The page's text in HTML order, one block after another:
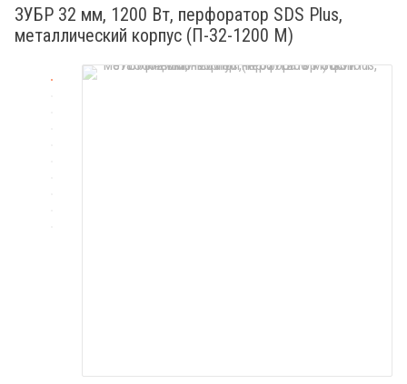
ЗУБР 32 мм, 1200 Вт, перфоратор SDS Plus,
металлический корпус (П-32-1200 М)